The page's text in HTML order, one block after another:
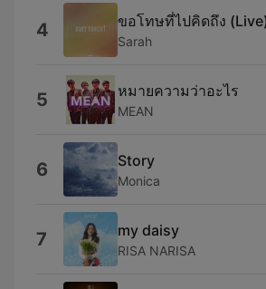
4 ขอโทษที่ไปคิดถึง
Sarah
5 หมายความว่าอะไร
MEAN
6 Story
Monica
7 my daisy
RISA NARISA